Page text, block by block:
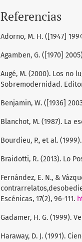
Referencias
Adorno, M. H. ([1947]
Agamben, G. ([1970]
Augé, M. (2000). Los no
Sobremodernidad.
Benjamin, W. ([1936]
Blanchot, M. (1987). La
Bourdieu, P., et al.
Braidotti, R. (2013). Lo
Fernández, E. N., &
Escénicas, 17(2), 96-111.
Gadamer, H. G. (1999).
Haraway, D. J. (1991).